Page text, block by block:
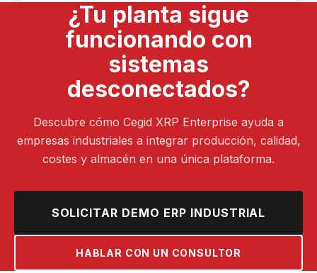
¿Tu planta sigue
funcionando con
sistemas
desconectados?
Descubre cómo Cegid XRP Enterprise ayuda a
empresas industriales a integrar producción, calidad,
costes y almacén en una única plataforma.
SOLICITAR DEMO ERP INDUSTRIAL
HABLAR CON UN CONSULTOR